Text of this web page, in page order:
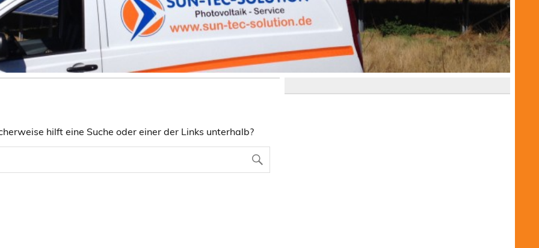
hilft eine Suche oder einer der Links unterhalb?